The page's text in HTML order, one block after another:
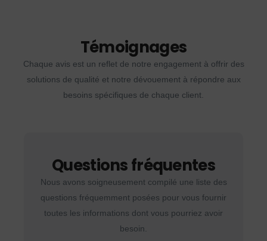
Témoignages
Chaque avis est un reflet de notre engagement à offrir des
solutions de qualité et notre dévouement à répondre aux
besoins spécifiques de chaque client.
Questions fréquentes
Nous avons soigneusement compilé une liste des
questions fréquemment posées pour vous fournir
toutes les informations dont vous pourriez avoir
besoin.